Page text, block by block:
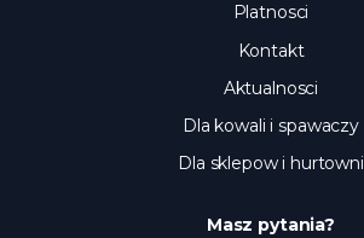
Platnosci
Kontakt
Aktualnosci
Dla kowali i spawaczy
Dla sklepow i hurtowni
Masz pytania?